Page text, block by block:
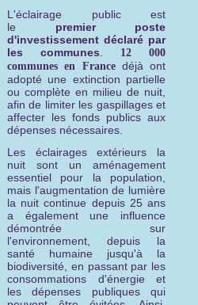
L'éclairage public est
le premier
poste
d'investissement déclaré par
les communes. 12 000
communes en France déjà ont
adopté une extinction partielle
ou complète en milieu de nuit,
afin de limiter les gaspillages et
affecter les fonds publics aux
dépenses nécessaires.
Les éclairages extérieurs la
nuit sont un aménagement
essentiel pour la population,
mais l'augmentation de lumière
la nuit continue depuis 25 ans
a également une influence
démontrée sur
l'environnement, depuis la
santé humaine jusqu'à la
biodiversité, en passant par les
consommations d'énergie et
les dépenses publiques qui